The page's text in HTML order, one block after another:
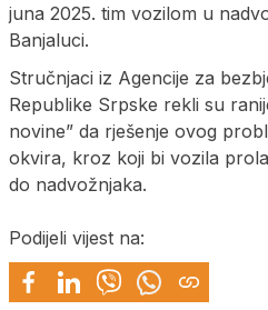
juna 2025. tim vozilom u
Banjaluci.
Stručnjaci iz Agencije za
Republike Srpske rekli su
novine” da rješenje ovog
okvira, kroz koji bi vozila
do nadvožnjaka.
Podijeli vijest na: